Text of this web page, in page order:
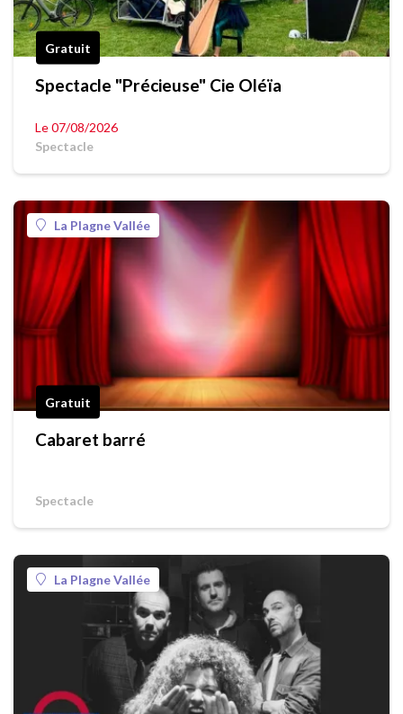
Gratuit
Spectacle "Précieuse" Cie Oléïa
Le 07/08/2026
Spectacle
La Plagne Vallée
Gratuit
Cabaret barré
Spectacle
La Plagne Vallée